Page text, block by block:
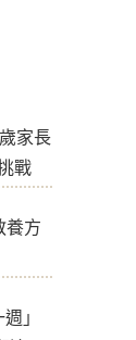
家長
戰
養方
」